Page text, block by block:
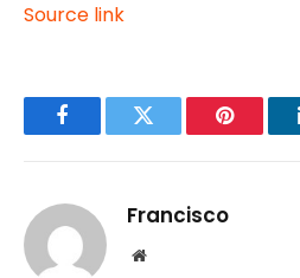
Source link
FacebookTwitter Pinterest
Francisco
Website